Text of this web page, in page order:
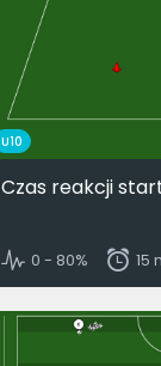
U10
Czas reakcji
0 - 80% 15